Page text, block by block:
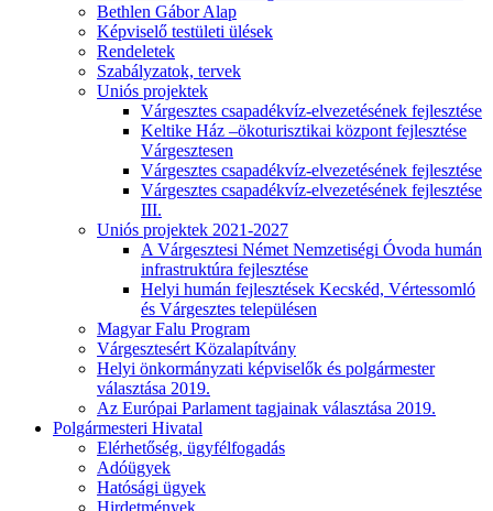
Bethlen Gábor Alap
Képviselő testületi ülések
Rendeletek
Szabályzatok, tervek
Uniós projektek
Várgesztes csapadékvíz-elvezetésének fejlesztése
Keltike Ház –ökoturisztikai központ fejlesztése
Várgesztesen
Várgesztes csapadékvíz-elvezetésének fejlesztése
Várgesztes csapadékvíz-elvezetésének fejlesztése
III.
Uniós projektek 2021-2027
A Várgesztesi Német Nemzetiségi Óvoda humán
infrastruktúra fejlesztése
Helyi humán fejlesztések Kecskéd, Vértessomló
és Várgesztes településen
Magyar Falu Program
Várgesztesért Közalapítvány
Helyi önkormányzati képviselők és polgármester
választása 2019.
Az Európai Parlament tagjainak választása 2019.
Polgármesteri Hivatal
Elérhetőség, ügyfélfogadás
Adóügyek
Hatósági ügyek
Hirdetmények